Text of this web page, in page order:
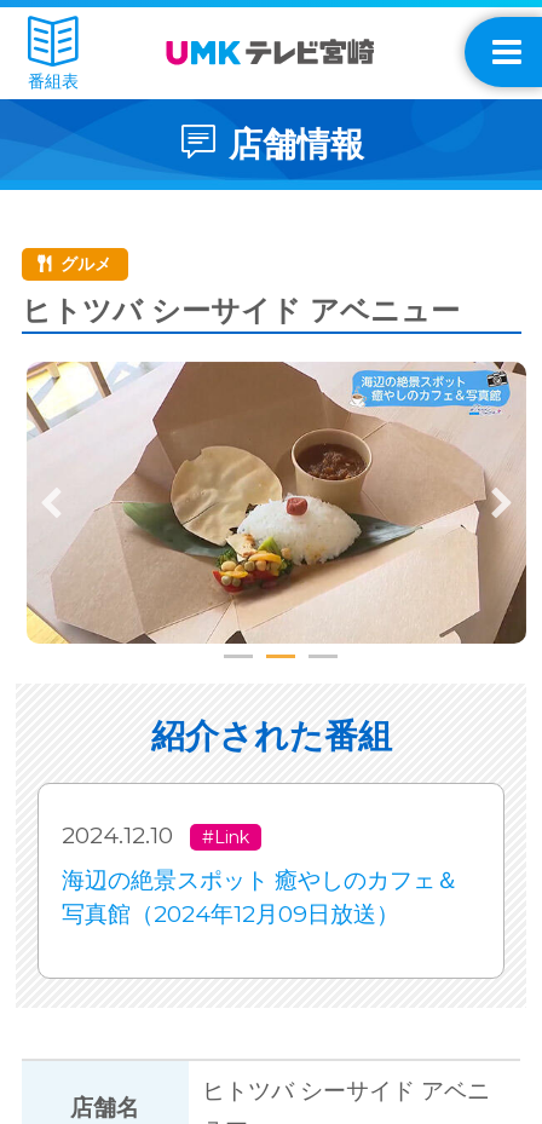
番組表
店舗情報
グルメ
ヒトツバ シーサイド アベニュー
紹介された番組
2024.12.10 #Link
海辺の絶景スポット 癒やしのカフェ＆
写真館（2024年12月09日放送）
店舗名
ヒトツバ シーサイド アベニ